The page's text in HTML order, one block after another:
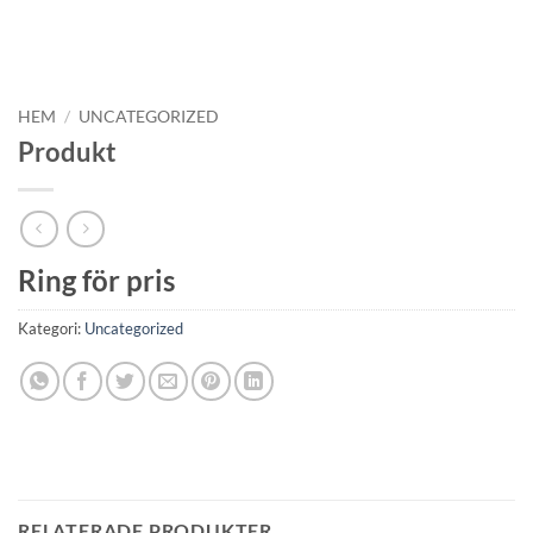
HEM / UNCATEGORIZED
Produkt
Ring för pris
Kategori: Uncategorized